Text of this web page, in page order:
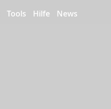
Tools Hilfe News